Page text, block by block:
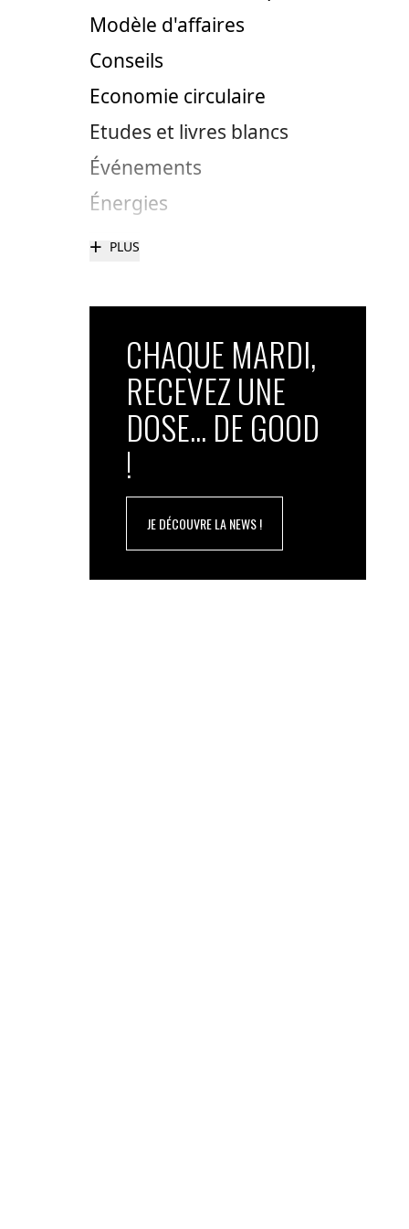
Modèle d'affaires
Conseils
Economie circulaire
Etudes et livres blancs
Événements
Énergies
+ PLUS
CHAQUE MARDI,
RECEVEZ UNE
DOSE... DE GOOD
!
JE DÉCOUVRE LA NEWS !